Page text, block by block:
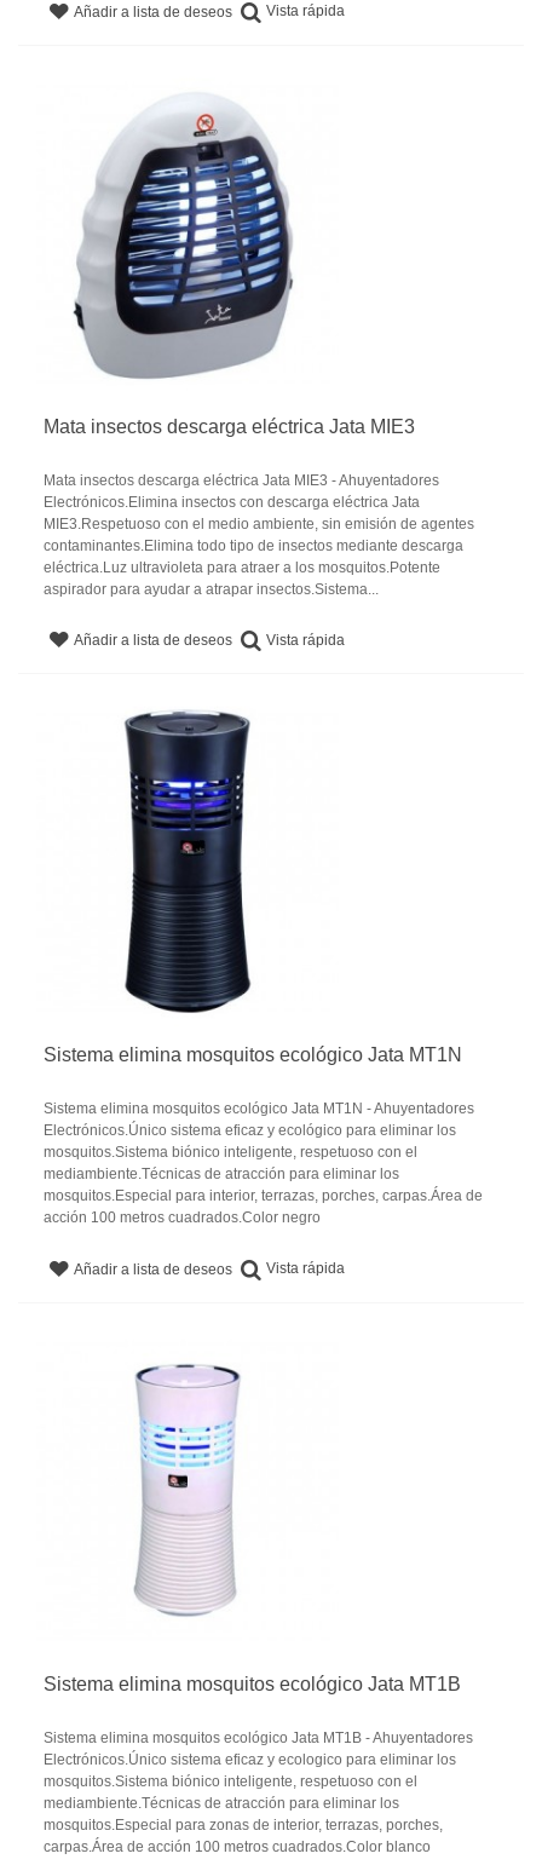
Añadir a lista de deseos Vista rápida
Mata insectos descarga eléctrica Jata MIE3
Mata insectos descarga eléctrica Jata MIE3 - Ahuyentadores
Electrónicos.Elimina insectos con descarga eléctrica Jata
MIE3.Respetuoso con el medio ambiente, sin emisión de agentes
contaminantes.Elimina todo tipo de insectos mediante descarga
eléctrica.Luz ultravioleta para atraer a los mosquitos.Potente
aspirador para ayudar a atrapar insectos.Sistema...
Añadir a lista de deseos Vista rápida
Sistema elimina mosquitos ecológico Jata MT1N
Sistema elimina mosquitos ecológico Jata MT1N - Ahuyentadores
Electrónicos.Único sistema eficaz y ecológico para eliminar los
mosquitos.Sistema biónico inteligente, respetuoso con el
mediambiente.Técnicas de atracción para eliminar los
mosquitos.Especial para interior, terrazas, porches, carpas.Área de
acción 100 metros cuadrados.Color negro
Añadir a lista de deseos Vista rápida
Sistema elimina mosquitos ecológico Jata MT1B
Sistema elimina mosquitos ecológico Jata MT1B - Ahuyentadores
Electrónicos.Único sistema eficaz y ecologico para eliminar los
mosquitos.Sistema biónico inteligente, respetuoso con el
mediambiente.Técnicas de atracción para eliminar los
mosquitos.Especial para zonas de interior, terrazas, porches,
carpas.Área de acción 100 metros cuadrados.Color blanco